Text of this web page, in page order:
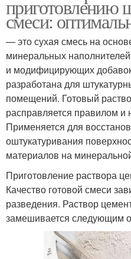
приготовлению
смеси:
— это сухая смесь на
минеральных
и модифицирующих
разработана для
помещений. Готовый
расправляется правилом и
Применяется для
оштукатуривания
материалов на
Приготовление раствора
Качество готовой смеси
разведения. Раствор
замешивается следующим